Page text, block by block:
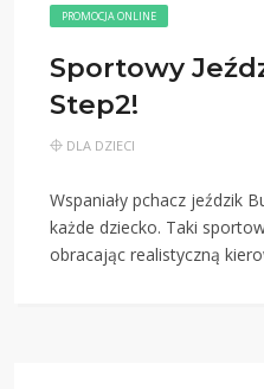
PROMOCJA ONLINE
Sportowy
Step2!
DLA DZIECI
Wspaniały pchacz jeździk
każde dziecko. Taki
obracając realistyczną